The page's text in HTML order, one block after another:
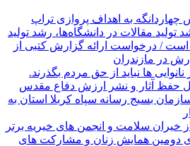
چهاردانگه به اهداف پروازی تراپ
تولید مقالات در دانشگاه‌ها، رشد تولید
/ درخواست ارائه گزارش کتبی از
در مازندران
نانوایی ها نباید از حق مردم بگذرند.
کل حفظ آثار و نشر ارزش دفاع مقدس
بسیج رسانه سپاه کربلا استان به
خیران سلامت و انجمن های خیریه برتر
دومین همایش زنان و مشارکت های